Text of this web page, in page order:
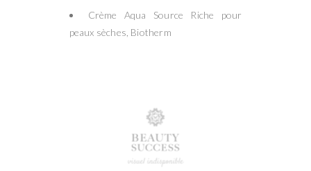
Crème Aqua Source Riche pour
peaux sèches, Biotherm